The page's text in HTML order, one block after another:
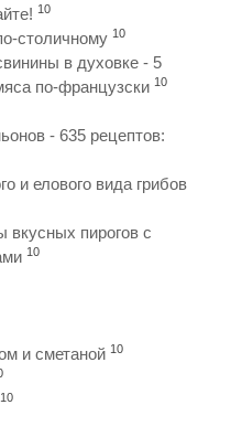
10
столичному 10
в духовке - 5
по-французски 10
- 635 рецептов:
и елового вида грибов
пирогов с
10
и сметаной 10
10